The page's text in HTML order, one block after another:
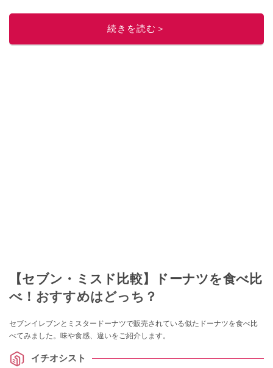
ニュースでフォロー
続きを読む＞
【セブン・ミスド比較】ドーナツを食べ比
べ！おすすめはどっち？
セブンイレブンとミスタードーナツで販売されている似たドーナツを食べ比
べてみました。味や食感、違いをご紹介します。
イチオシスト